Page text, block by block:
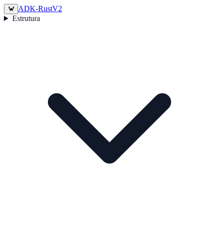
🦀 ADK-RustV2
Estrutura